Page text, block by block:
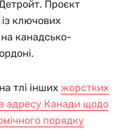
Детройт. Проєкт
ключових
канадсько-
тлі інших жорстких
адресу Канади щодо
порядку